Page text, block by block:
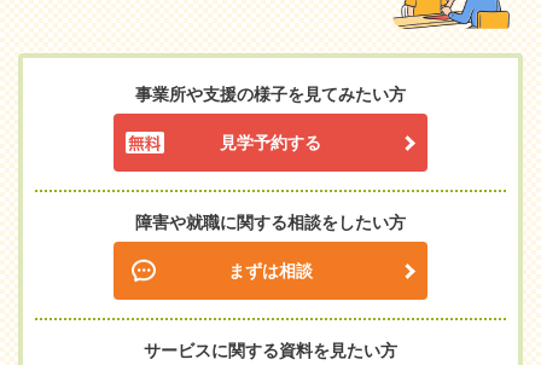
事業所や支援の様子を見てみたい方
見学予約する
障害や就職に関する相談をしたい方
まずは相談
サービスに関する資料を見たい方